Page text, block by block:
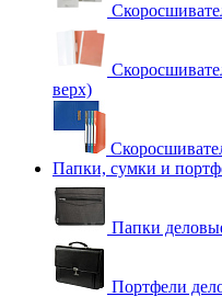
верх)
Папки, сумки и
Папки
Портфели